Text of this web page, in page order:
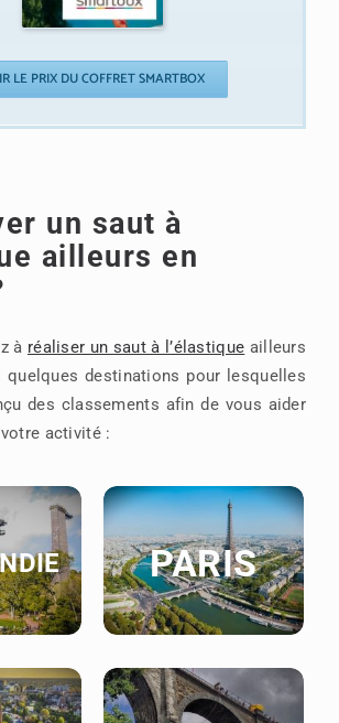
LE PRIX DU COFFRET SMARTBOX
un saut à
ailleurs en
à réaliser un saut à l’élastique ailleurs
quelques destinations pour lesquelles
des classements afin de vous aider
activité :
PARIS